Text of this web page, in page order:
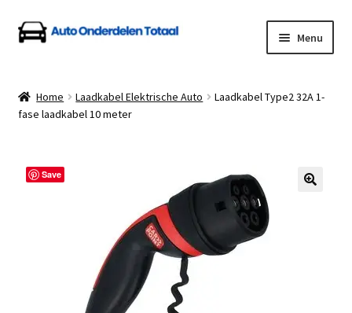
Ga
door
navigatie
Ga
naar
inhoud
Menu
Algemene Voorwaarden
Home Laadkabel Elektrische Auto
Laadkabel Type2 32A 1-
fase laadkabel 10 meter
Save